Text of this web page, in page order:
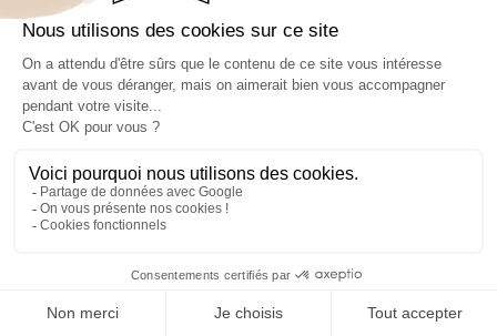
Sticker bouteille mariage Entrelacé